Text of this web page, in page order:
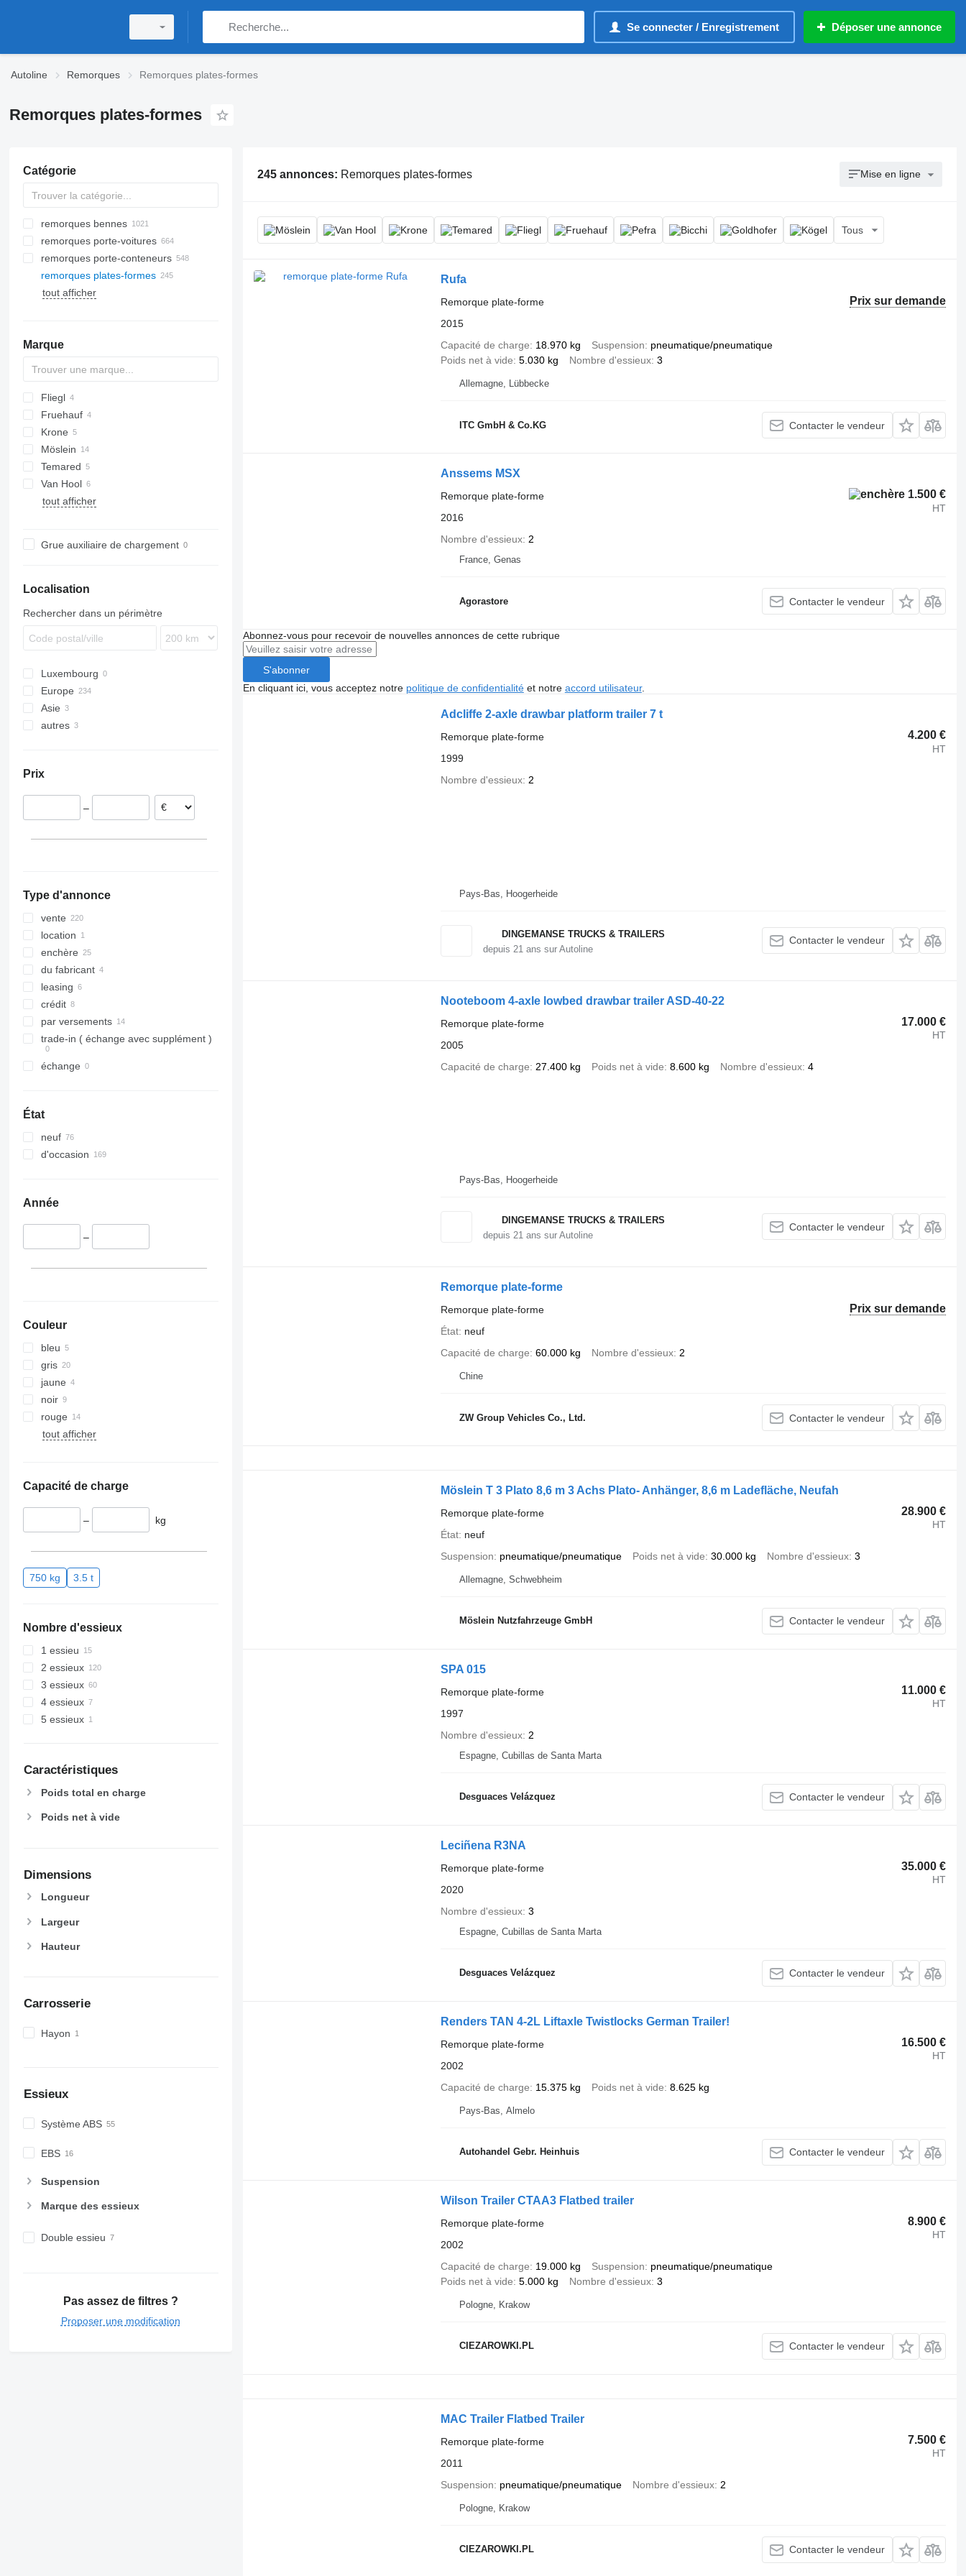
Se connecter / Enregistrement Déposer une annonce
Autoline Remorques Remorques plates-formes
Remorques plates-formes
Catégorie
remorques bennes
remorques porte-voitures
remorques porte-conteneurs
remorques plates-formes
tout afficher
Marque
MSX
Merkury
BPA
A1010
Fliegl
TPS
ZPS
Fruehauf
AC
D-series
Krone
ADP
AZ
Möslein
T-series
THT
Tandem
Kaiser
PA
Temared
Van Hool
tout afficher
Grue auxiliaire de chargement
Localisation
Rechercher dans un périmètre
Luxembourg
Europe
Allemagne
Danemark
Hongrie
Asie
Turquie
autres
Prix
–
Type d'annonce
vente
location
enchère
du fabricant
leasing
crédit
par versements
trade-in ( échange avec supplément )
échange
État
neuf
d'occasion
Année
–
Couleur
bleu
gris
jaune
noir
rouge
tout afficher
Capacité de charge
– kg
750 kg 3.5 t
Nombre d'essieux
1 essieu
2 essieux
3 essieux
4 essieux
5 essieux
Caractéristiques
Poids total en charge
Poids net à vide
Dimensions
Longueur
Largeur
Hauteur
Carrosserie
Hayon
Essieux
Système ABS
EBS
Suspension
Marque des essieux
Double essieu
Pas assez de filtres ?
Proposer une modification
245 annonces: Remorques plates-formes Mise en ligne
Tous
Rufa
Prix sur demande
Remorque plate-forme
2015
Capacité de charge
18.970 kg Suspension
pneumatique/pneumatique
Poids net à vide 5.030 kg Nombre d'essieux 3
Allemagne, Lübbecke
ITC GmbH & Co.KG Contacter le vendeur
Anssems MSX
1.500 €
HT
Remorque plate-forme
2016
Nombre d'essieux 2
France, Genas
Agorastore Contacter le vendeur
Abonnez-vous pour recevoir de nouvelles annonces de cette rubrique
S'abonner
En cliquant ici, vous acceptez notre politique de confidentialitéet notre accord utilisateur.
Adcliffe 2-axle drawbar platform trailer 7 t
4.200 €
HT
Remorque plate-forme
1999
Nombre d'essieux 2
Pays-Bas, Hoogerheide
DINGEMANSE TRUCKS & TRAILERS
depuis 21 ans sur Autoline
Contacter le vendeur
Nooteboom 4-axle lowbed drawbar trailer ASD-40-22
17.000 €
HT
Remorque plate-forme
2005
Capacité de charge
27.400 kg Poids net à vide 8.600 kg Nombre d'essieux 4
Pays-Bas, Hoogerheide
DINGEMANSE TRUCKS & TRAILERS
depuis 21ans sur Autoline
Contacter le vendeur
Remorque plate-forme
Prix sur demande
Remorque plate-forme
État neuf
Capacité de charge 60.000 kg Nombre d'essieux 2
Chine
ZW Group Vehicles Co., Ltd. Contacter le vendeur
Möslein T 3 Plato 8,6 m 3 Achs Plato- Anhänger, 8,6 m Ladefläche, Neufah
28.900 €
HT
Remorque plate-forme
État neuf
Suspension
pneumatique/pneumatique Poids net à vide 30.000 kg Nombre d'essieux 3
Allemagne, Schwebheim
Möslein Nutzfahrzeuge GmbH Contacter le vendeur
SPA 015
11.000 €
HT
Remorque plate-forme
1997
Nombre d'essieux 2
Espagne, Cubillas de Santa Marta
Desguaces Velázquez Contacter le vendeur
Leciñena R3NA
35.000 €
HT
Remorque plate-forme
2020
Nombre d'essieux 3
Espagne, Cubillas de Santa Marta
Desguaces Velázquez Contacter le vendeur
Renders TAN 4-2L Liftaxle Twistlocks German Trailer!
16.500 €
HT
Remorque plate-forme
2002
Capacité de charge
15.375 kg Poids net à vide 8.625 kg
Pays-Bas, Almelo
Autohandel Gebr. Heinhuis Contacter le vendeur
Wilson Trailer CTAA3 Flatbed trailer
8.900 €
HT
Remorque plate-forme
2002
Capacité de charge
19.000 kg Suspension
pneumatique/pneumatique
Poids net à vide 5.000 kg Nombre d'essieux 3
Pologne, Krakow
CIEZAROWKI.PL Contacter le vendeur
MAC Trailer Flatbed Trailer
7.500 €
HT
Remorque plate-forme
2011
Suspension
pneumatique/pneumatique Nombre d'essieux 2
Pologne, Krakow
CIEZAROWKI.PL Contacter le vendeur